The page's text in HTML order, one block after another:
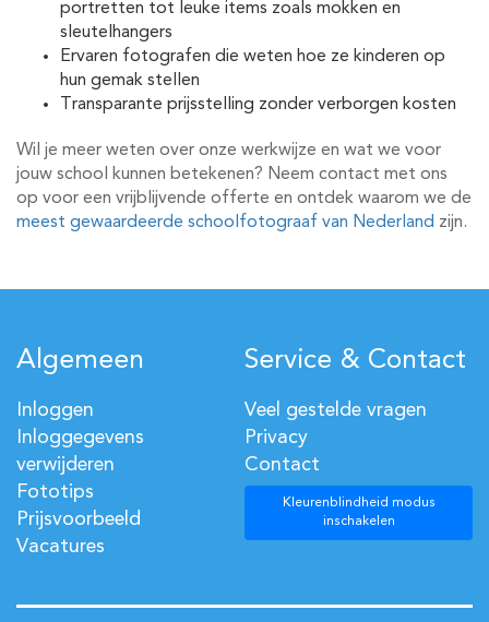
portretten tot leuke items zoals mokken en
sleutelhangers
Ervaren fotografen die weten hoe ze kinderen op
hun gemak stellen
Transparante prijsstelling zonder verborgen kosten
Wil je meer weten over onze werkwijze en wat we voor
jouw school kunnen betekenen? Neem contact met ons
op voor een vrijblijvende offerte en ontdek waarom we de
meest gewaardeerde schoolfotograaf van Nederland zijn.
Algemeen
Inloggen
Inloggegevens
verwijderen
Fototips
Prijsvoorbeeld
Vacatures
Service & Contact
Veel gestelde vragen
Privacy
Contact
Kleurenblindheid modus
inschakelen